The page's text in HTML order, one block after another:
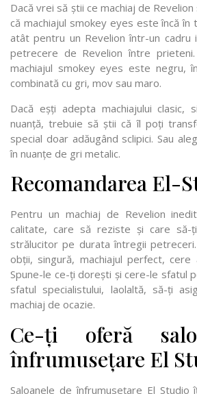
Dacă vrei să știi ce machiaj de
că machiajul smokey eyes este încă
atât pentru un Revelion într-un cadru
petrecere de Revelion între
machiajul smokey eyes este negru,
combinată cu gri, mov sau maro.
Dacă eșți adepta machiajului clasic,
nuanță, trebuie să știi că îl poți
special doar adăugând sclipici. Sau
în nuanțe de gri metalic.
Recomandarea El-
Pentru un machiaj de Revelion
calitate, care să reziste și care să-
strălucitor pe durata întregii
obții, singură, machiajul perfect, cere
Spune-le ce-ți dorești și cere-le sfatul
sfatul specialistului, laolaltă, să-ți
machiaj de ocazie.
Ce-ți oferă
înfrumusețare El
Saloanele de înfrumusețare El